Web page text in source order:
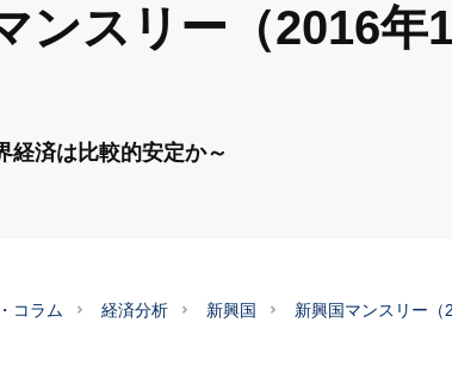
ンスリー（2016
経済は比較的安定か～
コラム 経済分析 新興国 新興国マンスリー